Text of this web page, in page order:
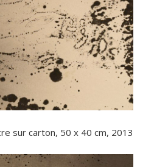
sur carton, 50 x 40 cm, 2013